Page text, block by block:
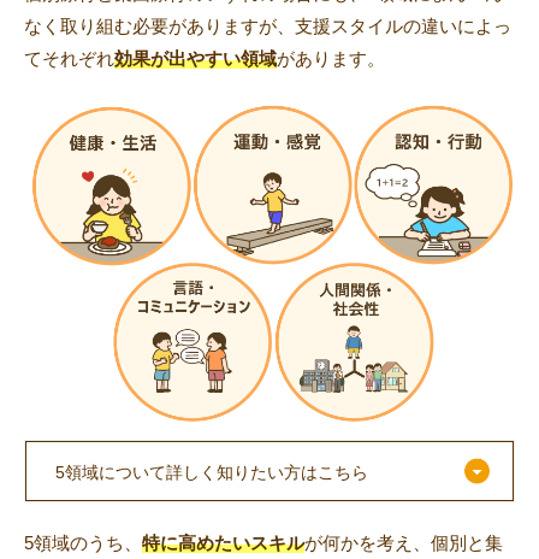
なく取り組む必要がありますが、支援スタイルの違いによっ
てそれぞれ効果が出やすい領域があります。
5領域について詳しく知りたい方はこちら
5領域のうち、 特に高めたいスキルが何かを考え、個別と集